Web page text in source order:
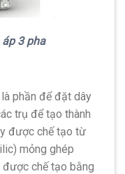
3 pha
phần để đặt dây
trụ để tạo thành
được chế tạo từ
mỏng ghép
được chế tạo bằng